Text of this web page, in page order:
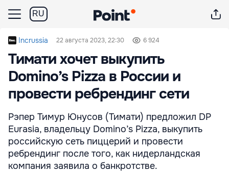
RU
Incrussia 22 августа 2023, 22:30 6 924
Тимати хочет выкупить
Domino’s Pizza в России и
провести ребрендинг сети
Рэпер Тимур Юнусов (Тимати) предложил DP
Eurasia, владельцу Domino’s Pizza, выкупить
российскую сеть пиццерий и провести
ребрендинг после того, как нидерландская
компания заявила о банкротстве.